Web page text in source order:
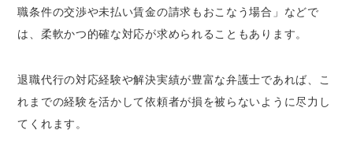
職条件の交渉や未払い賃金の請求もおこなう場合」などで
は、柔軟かつ的確な対応が求められることもあります。
退職代行の対応経験や解決実績が豊富な弁護士であれば、こ
れまでの経験を活かして依頼者が損を被らないように尽力し
てくれます。